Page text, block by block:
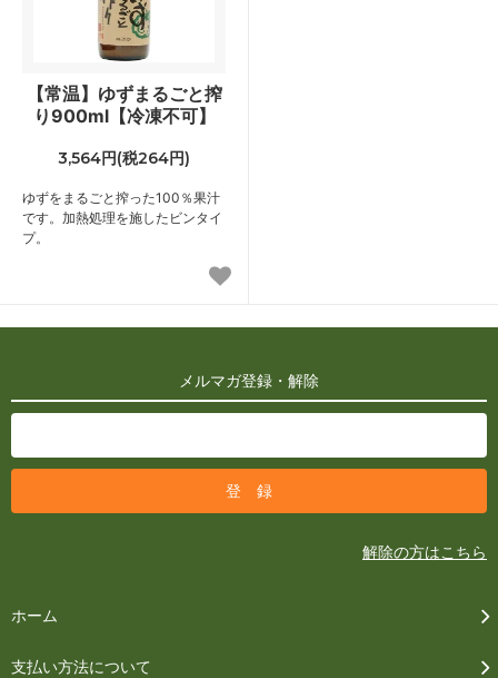
【常温】ゆずまるごと搾
り900ml【冷凍不可】
3,564円(税264円)
ゆずをまるごと搾った100％果汁
です。加熱処理を施したビンタイ
プ。
メルマガ登録・解除
解除の方はこちら
ホーム
支払い方法について